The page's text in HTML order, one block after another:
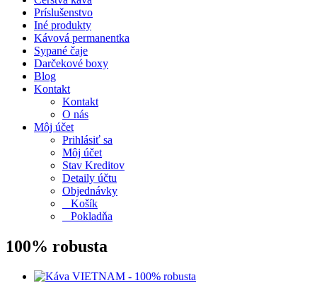
Príslušenstvo
Iné produkty
Kávová permanentka
Sypané čaje
Darčekové boxy
Blog
Kontakt
Kontakt
O nás
Môj účet
Prihlásiť sa
Môj účet
Stav Kreditov
Detaily účtu
Objednávky
Košík
Pokladňa
100% robusta